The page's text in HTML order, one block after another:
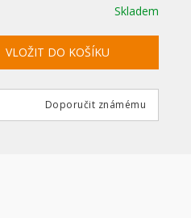
Skladem
Doporučit známému